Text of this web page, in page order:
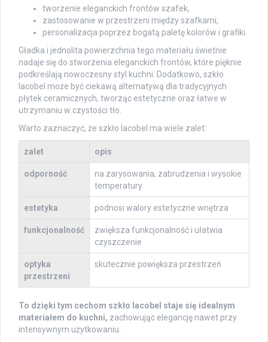
tworzenie eleganckich frontów szafek,
zastosowanie w przestrzeni między szafkami,
personalizacja poprzez bogatą paletę kolorów i grafiki.
Gładka i jednolita powierzchnia tego materiału świetnie
nadaje się do stworzenia eleganckich frontów, które pięknie
podkreślają nowoczesny styl kuchni. Dodatkowo, szkło
lacobel może być ciekawą alternatywą dla tradycyjnych
płytek ceramicznych, tworząc estetyczne oraz łatwe w
utrzymaniu w czystości tło.
Warto zaznaczyć, że szkło lacobel ma wiele zalet:
zalet opis
odporność
na zarysowania, zabrudzenia i wysokie
temperatury
estetyka podnosi walory estetyczne wnętrza
funkcjonalność
zwiększa funkcjonalność i ułatwia
czyszczenie
optyka
przestrzeni
skutecznie powiększa przestrzeń
To dzięki tym cechom szkło lacobel staje się idealnym
materiałem do kuchni, zachowując elegancję nawet przy
intensywnym użytkowaniu.